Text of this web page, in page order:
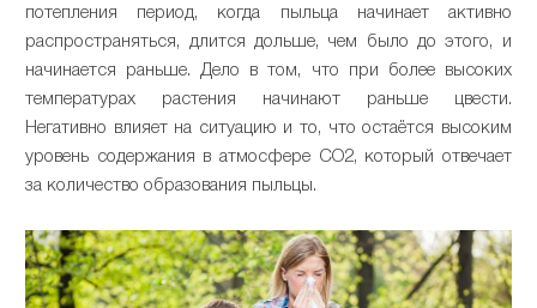
потепления период, когда пыльца начинает активно
распространяться, длится дольше, чем было до этого, и
начинается раньше. Дело в том, что при более высоких
температурах растения начинают раньше цвести.
Негативно влияет на ситуацию и то, что остаётся высоким
уровень содержания в атмосфере СО2, который отвечает
за количество образования пыльцы.